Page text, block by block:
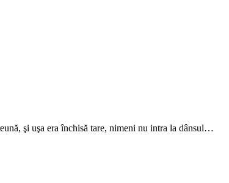
şi uşa era închisă tare, nimeni nu intra la dânsul…